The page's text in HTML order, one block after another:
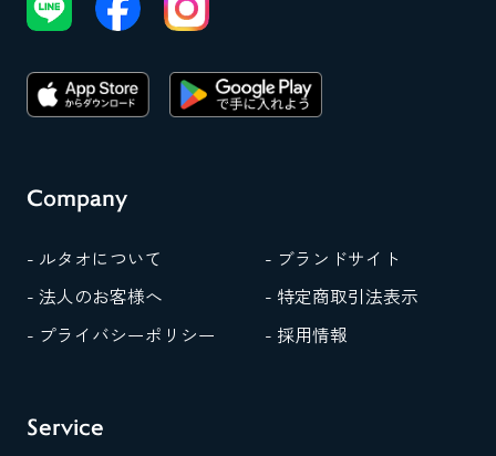
Company
- ルタオについて
- ブランドサイト
- 法人のお客様へ
- 特定商取引法表示
- プライバシーポリシー
- 採用情報
Service